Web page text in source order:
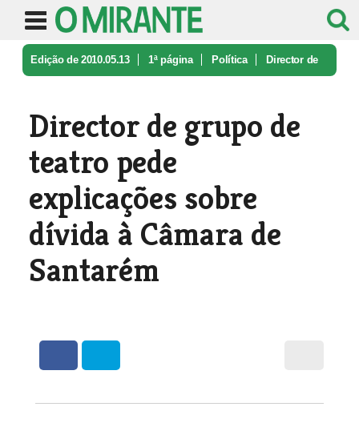
Edição de 2010.05.13 1ª página Política Director de
Director de grupo de
teatro pede
explicações sobre
dívida à Câmara de
Santarém